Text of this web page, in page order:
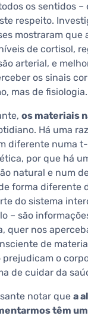
os sentidos –
respeito.
mostraram que
de cortisol,
arterial, e
os sinais
mas de fisiologia.
os materiais
Há uma
diferente numa
por que há
natural e num
forma diferente
do sistema
– são
quer nos
de
o
de cuidar da
notar que a
têm